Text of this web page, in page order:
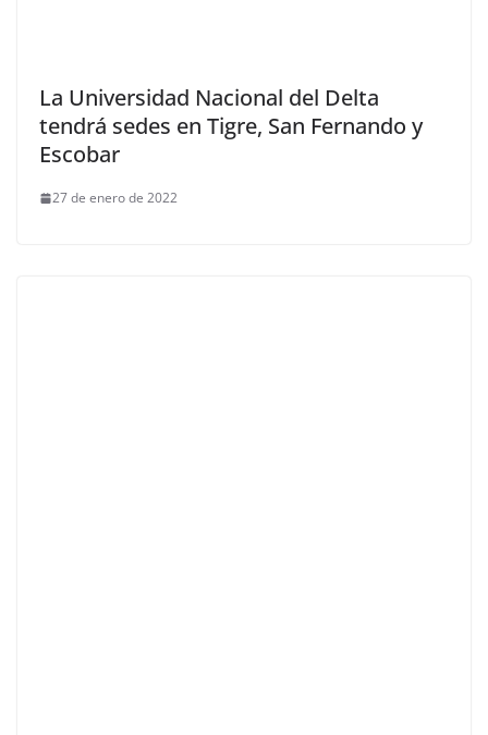
La Universidad Nacional del Delta
tendrá sedes en Tigre, San Fernando y
Escobar
27 de enero de 2022